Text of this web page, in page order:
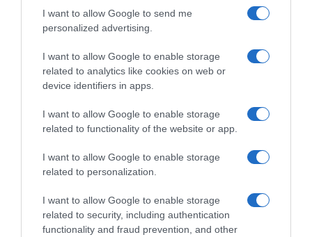
I want to allow Google to send me
personalized advertising.
I want to allow Google to enable storage
related to analytics like cookies on web or
device identifiers in apps.
I want to allow Google to enable storage
related to functionality of the website or app.
I want to allow Google to enable storage
related to personalization.
I want to allow Google to enable storage
related to security, including authentication
functionality and fraud prevention, and other
Όσα ισχυρίστηκε στην απολογία της η
38χρονη που έριξε το οξύ – Οι φόβοι για τη
Δεν έπεισε και πήρε το δρόμο για τη φυλακή